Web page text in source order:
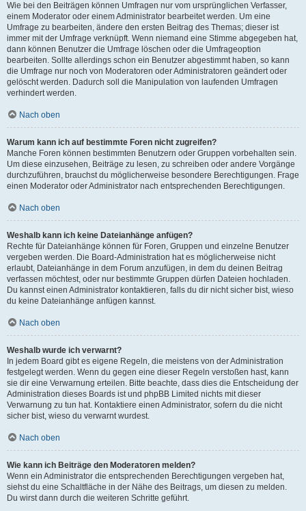
Wie bei den Beiträgen können Umfragen nur vom ursprünglichen Verfasser,
einem Moderator oder einem Administrator bearbeitet werden. Um eine
Umfrage zu bearbeiten, ändere den ersten Beitrag des Themas; dieser ist
immer mit der Umfrage verknüpft. Wenn niemand eine Stimme abgegeben hat,
dann können Benutzer die Umfrage löschen oder die Umfrageoption
bearbeiten. Sollte allerdings schon ein Benutzer abgestimmt haben, so kann
die Umfrage nur noch von Moderatoren oder Administratoren geändert oder
gelöscht werden. Dadurch soll die Manipulation von laufenden Umfragen
verhindert werden.
Nach oben
Warum kann ich auf bestimmte Foren nicht zugreifen?
Manche Foren können bestimmten Benutzern oder Gruppen vorbehalten sein.
Um diese einzusehen, Beiträge zu lesen, zu schreiben oder andere Vorgänge
durchzuführen, brauchst du möglicherweise besondere Berechtigungen. Frage
einen Moderator oder Administrator nach entsprechenden Berechtigungen.
Nach oben
Weshalb kann ich keine Dateianhänge anfügen?
Rechte für Dateianhänge können für Foren, Gruppen und einzelne Benutzer
vergeben werden. Die Board-Administration hat es möglicherweise nicht
erlaubt, Dateianhänge in dem Forum anzufügen, in dem du deinen Beitrag
verfassen möchtest, oder nur bestimmte Gruppen dürfen Dateien hochladen.
Du kannst einen Administrator kontaktieren, falls du dir nicht sicher bist, wieso
du keine Dateianhänge anfügen kannst.
Nach oben
Weshalb wurde ich verwarnt?
In jedem Board gibt es eigene Regeln, die meistens von der Administration
festgelegt werden. Wenn du gegen eine dieser Regeln verstoßen hast, kann
sie dir eine Verwarnung erteilen. Bitte beachte, dass dies die Entscheidung der
Administration dieses Boards ist und phpBB Limited nichts mit dieser
Verwarnung zu tun hat. Kontaktiere einen Administrator, sofern du die nicht
sicher bist, wieso du verwarnt wurdest.
Nach oben
Wie kann ich Beiträge den Moderatoren melden?
Wenn ein Administrator die entsprechenden Berechtigungen vergeben hat,
siehst du eine Schaltfläche in der Nähe des Beitrags, um diesen zu melden.
Du wirst dann durch die weiteren Schritte geführt.